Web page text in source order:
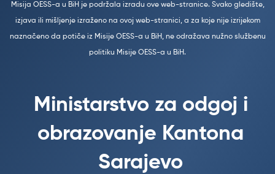
Misija OESS-a u BiH je podržala izradu ove web-stranice. Svako gledište,
izjava ili mišljenje izraženo na ovoj web-stranici, a za koje nije izrijekom
naznačeno da potiče iz Misije OESS-a u BiH, ne odražava nužno službenu
politiku Misije OESS-a u BiH.
Ministarstvo za odgoj i
obrazovanje Kantona
Sarajevo